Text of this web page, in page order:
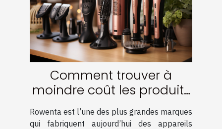
Comment trouver à
moindre coût les produits
de la marque Rowenta ?
Rowenta est l’une des plus grandes marques
qui fabriquent aujourd’hui des appareils